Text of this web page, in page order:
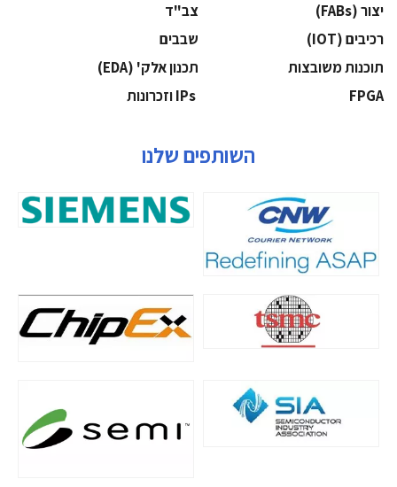
‫יצור (‪(FABs‬‬
‫צב"ד‬
‫רכיבים‬ (IOT)
‫שבבים‬
‫תוכנות משובצות‬
‫תכנון אלק' (‪(EDA‬‬
‫‪FPGA‬‬
השותפים שלנו